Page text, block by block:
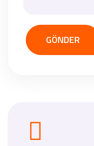
GÖNDER